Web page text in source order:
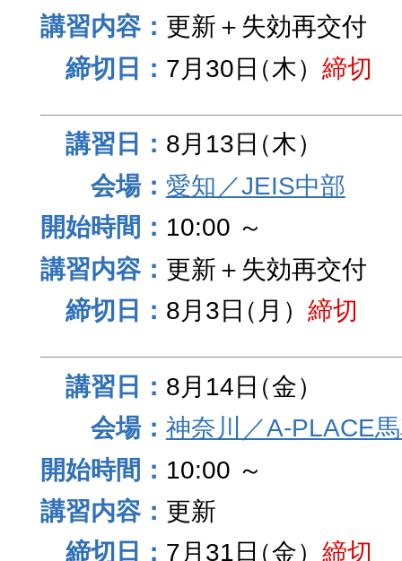
更新＋失効再交付
7月30日（木） 締切
8月13日（木）
愛知／JEIS中部
10:00 ～
更新＋失効再交付
8月3日（月） 締切
8月14日（金）
神奈川／A-PLACE
10:00 ～
更新
7月31日（金） 締切